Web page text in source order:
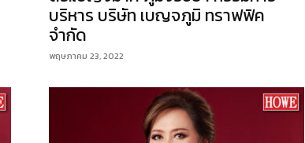
บริหาร บริษัท เบญจภูมิ ทราฟฟิค
จำกัด
พฤษภาคม 23, 2022